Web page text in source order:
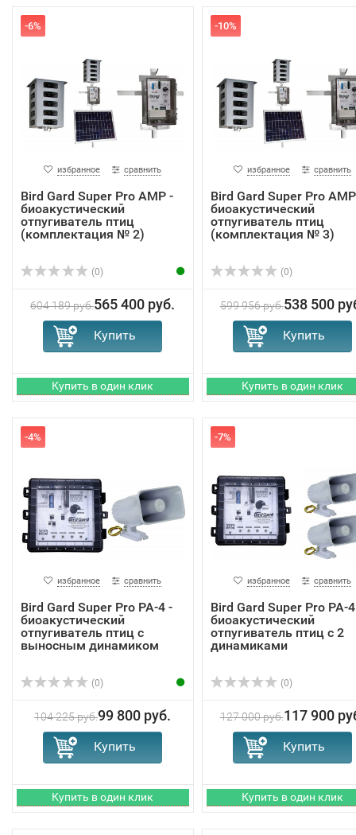
-6%
избранное сравнить
Bird Gard Super Pro AMP -
биоакустический
отпугиватель птиц
(комплектация № 2)
(0)
604 189 руб.565 400 руб.
-10%
избранное сравнить
Bird Gard Super Pro
биоакустический
отпугиватель птиц
(комплектация № 3)
(0)
599 956 руб.538 500
-4%
избранное сравнить
Bird Gard Super Pro PA-4 -
биоакустический
отпугиватель птиц с
выносным динамиком
(0)
104 225 руб.99 800 руб.
-7%
избранное сравнить
Bird Gard Super Pro PA-
биоакустический
отпугиватель птиц с 2
динамиками
(0)
127 000 руб.117 900